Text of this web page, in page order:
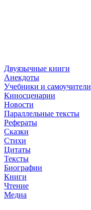
Двуязычные книги
Анекдоты
Учебники и самоучители
Киносценарии
Новости
Параллельные тексты
Рефераты
Сказки
Стихи
Цитаты
Тексты
Биографии
Книги
Чтение
Медиа